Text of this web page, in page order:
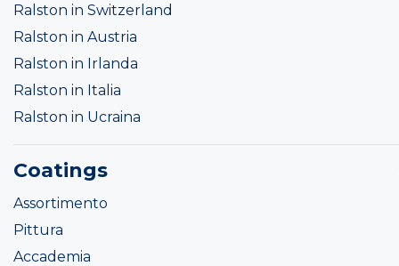
Ralston in Switzerland
Ralston in Austria
Ralston in Irlanda
Ralston in Italia
Ralston in Ucraina
Coatings
Assortimento
Pittura
Accademia